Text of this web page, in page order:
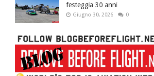
festeggia 30 anni
Giugno 30, 2026 0